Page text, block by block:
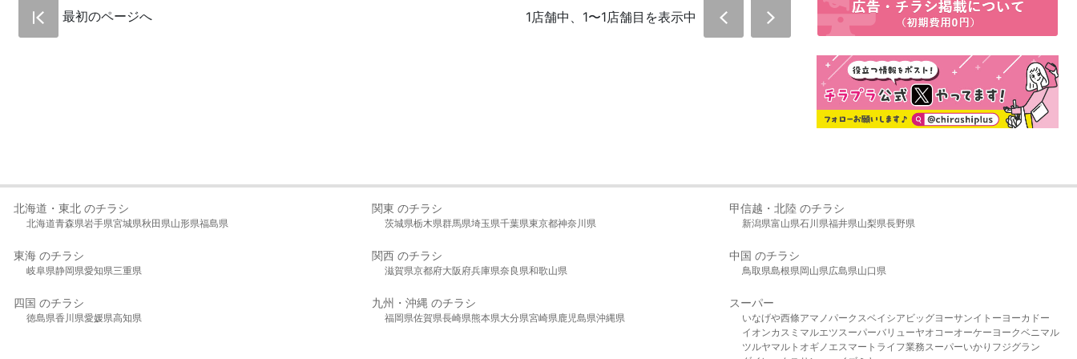
最初のページへ 1店舗中、1〜1店舗目を表示中
北海道・東北 のチラシ
北海道青森県岩手県宮城県秋田県山形県福島県
関東 のチラシ
茨城県栃木県群馬県埼玉県千葉県東京都神奈川県
甲信越・北陸 のチラシ
新潟県富山県石川県福井県山梨県長野県
東海 のチラシ
岐阜県静岡県愛知県三重県
関西 のチラシ
滋賀県京都府大阪府兵庫県奈良県和歌山県
中国 のチラシ
鳥取県島根県岡山県広島県山口県
四国 のチラシ
徳島県香川県愛媛県高知県
九州・沖縄 のチラシ
福岡県佐賀県長崎県熊本県大分県宮崎県 鹿児島県沖縄県
スーパー
いなげや西條アマノパークスベイシア ビッグヨーサンイトーヨーカドー
イオンカスミ マルエツ スーパーバリューヤオコーオーケー ヨークベニマル
ツルヤマルト オギノ エスマート ライフ業務スーパーいかり フジグラン